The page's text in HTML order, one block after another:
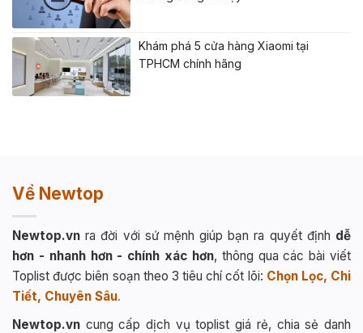
Khám phá 5 cửa hàng Xiaomi tại
TPHCM chính hãng
Về Newtop
Newtop.vn ra đời với sứ mệnh giúp bạn ra quyết định dễ
hơn - nhanh hơn - chính xác hơn, thông qua các bài viết
Toplist được biên soạn theo 3 tiêu chí cốt lõi: Chọn Lọc, Chi
Tiết, Chuyên Sâu.
Newtop.vn cung cấp dịch vụ toplist giá rẻ, chia sẻ danh